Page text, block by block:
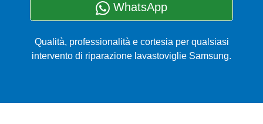
WhatsApp
Qualità, professionalità e cortesia per qualsiasi
intervento di riparazione lavastoviglie Samsung.